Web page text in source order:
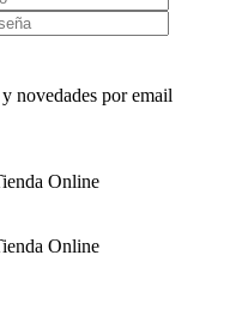
novedades por email